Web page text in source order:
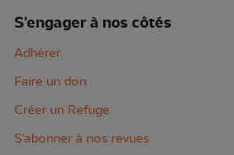
S'engager à nos côtés
Adhérer
Faire un don
Créer un Refuge
S'abonner à nos revues